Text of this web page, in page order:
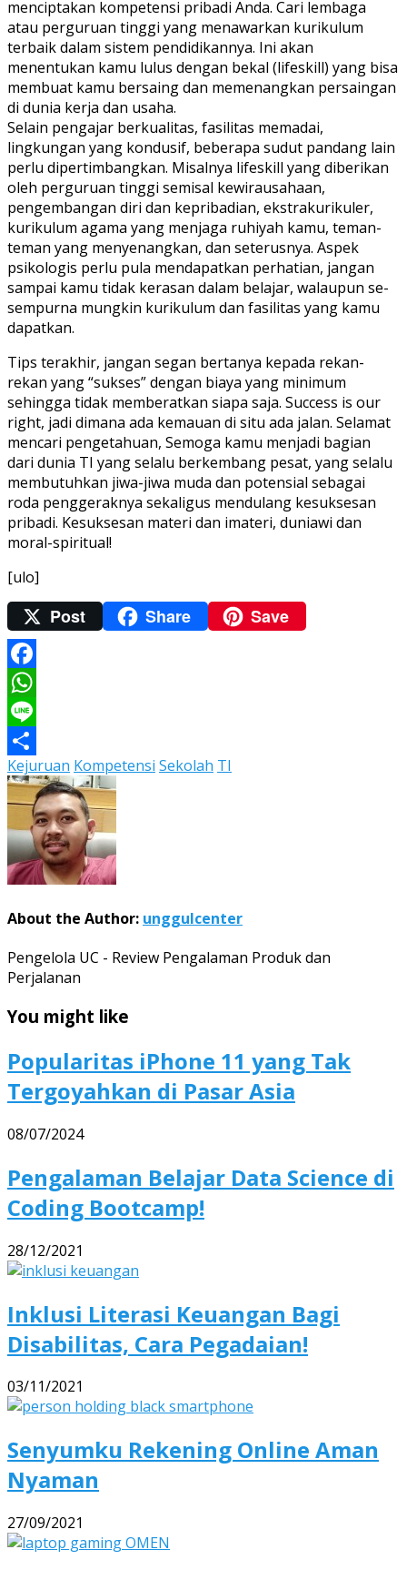
menciptakan kompetensi pribadi Anda. Cari lembaga
atau perguruan tinggi yang menawarkan kurikulum
terbaik dalam sistem pendidikannya. Ini akan
menentukan kamu lulus dengan bekal (lifeskill) yang bisa
membuat kamu bersaing dan memenangkan persaingan
di dunia kerja dan usaha.
Selain pengajar berkualitas, fasilitas memadai,
lingkungan yang kondusif, beberapa sudut pandang lain
perlu dipertimbangkan. Misalnya lifeskill yang diberikan
oleh perguruan tinggi semisal kewirausahaan,
pengembangan diri dan kepribadian, ekstrakurikuler,
kurikulum agama yang menjaga ruhiyah kamu, teman-
teman yang menyenangkan, dan seterusnya. Aspek
psikologis perlu pula mendapatkan perhatian, jangan
sampai kamu tidak kerasan dalam belajar, walaupun se-
sempurna mungkin kurikulum dan fasilitas yang kamu
dapatkan.
Tips terakhir, jangan segan bertanya kepada rekan-
rekan yang “sukses” dengan biaya yang minimum
sehingga tidak memberatkan siapa saja. Success is our
right, jadi dimana ada kemauan di situ ada jalan. Selamat
mencari pengetahuan, Semoga kamu menjadi bagian
dari dunia TI yang selalu berkembang pesat, yang selalu
membutuhkan jiwa-jiwa muda dan potensial sebagai
roda penggeraknya sekaligus mendulang kesuksesan
pribadi. Kesuksesan materi dan imateri, duniawi dan
moral-spiritual!
[ulo]
Post Share Save
Facebook
WhatsApp
Line
Share
Kejuruan Kompetensi Sekolah TI
About the Author: unggulcenter
Pengelola UC - Review Pengalaman Produk dan
Perjalanan
You might like
Popularitas iPhone 11 yang Tak
Tergoyahkan di Pasar Asia
08/07/2024
Pengalaman Belajar Data Science di
Coding Bootcamp!
28/12/2021
Inklusi Literasi Keuangan Bagi
Disabilitas, Cara Pegadaian!
03/11/2021
Senyumku Rekening Online Aman
Nyaman
27/09/2021